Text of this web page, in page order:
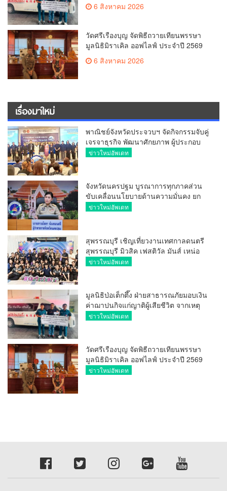
20,000 บาท
6 สิงหาคม 2026
วัดศรีเรืองบุญ จัดพิธีถวายเทียนพรรษา
มูลนิธิมิราเคิล ออฟไลฟ์ ประจำปี 2569
ประธาน
6 สิงหาคม 2026
เรื่องมาใหม่
พาณิชย์จังหวัดประจวบฯ จัดกิจกรรมจับคู่
เจรจาธุรกิจ พัฒนาศักยภาพ ผู้ประกอบ
การ ขยายช่องทางการค้า สู่การค้า
ข่าวใหม่อัพเดท
จังหวัดนครปฐม บูรณาการทุกภาคส่วน
ขับเคลื่อนนโยบายด้านความมั่นคง ยก
ระดับการป้องกันอาชญากรรมทาง
ข่าวใหม่อัพเดท
สุพรรณบุรี เชิญเที่ยวงานเทศกาลดนตรี
สุพรรณบุรี มิวสิค เฟสติวัล มันส์ เหน่อ
มาก
ข่าวใหม่อัพเดท
มูลนิธิป่อเต็กตึ๊ง ฝ่ายสาธารณภัยมอบเงิน
ค่าฌาปนกิจแก่ญาติผู้เสียชีวิต จากเหตุ
เพลิงไหม้ โรงเบียร์ ณ ลาดพร้าว จำนวน
ข่าวใหม่อัพเดท
วัดศรีเรืองบุญ จัดพิธีถวายเทียนพรรษา
มูลนิธิมิราเคิล ออฟไลฟ์ ประจำปี 2569
พล.ต.ต.ศิริวัฒน์ ดีพอ ให้เกียรติเป็น
ข่าวใหม่อัพเดท